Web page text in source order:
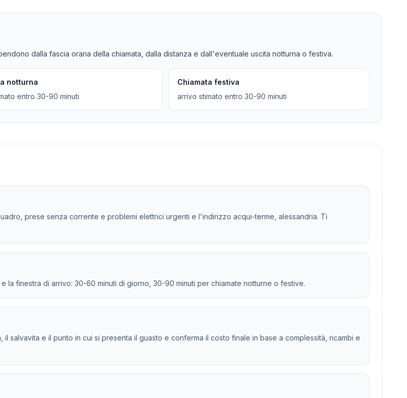
dalla fascia oraria della chiamata, dalla distanza e dall'eventuale uscita notturna o festiva.
notturna
entro 30-90 minuti
Chiamata festiva
arrivo stimato entro 30-90 minuti
prese senza corrente e problemi elettrici urgenti e l'indirizzo acqui-terme, alessandria. Ti
la finestra di arrivo: 30-60 minuti di giorno, 30-90 minuti per chiamate notturne o festive.
salvavita e il punto in cui si presenta il guasto e conferma il costo finale in base a complessità, ricambi e